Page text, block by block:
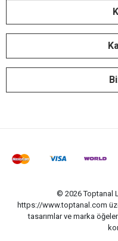
© 2026 Toptanal
https://www.toptanal.com
tasarımlar ve marka